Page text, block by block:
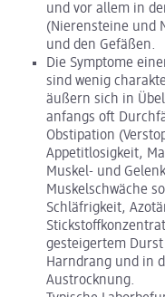
und vor allem in
(Nierensteine und
und den Gefäßen.
Die Symptome
sind wenig
äußern sich in
anfangs oft
Obstipation
Appetitlosigkeit,
Muskel- und
Muskelschwäche
Schläfrigkeit,
gesteigertem
Harndrang und in
Austrocknung.